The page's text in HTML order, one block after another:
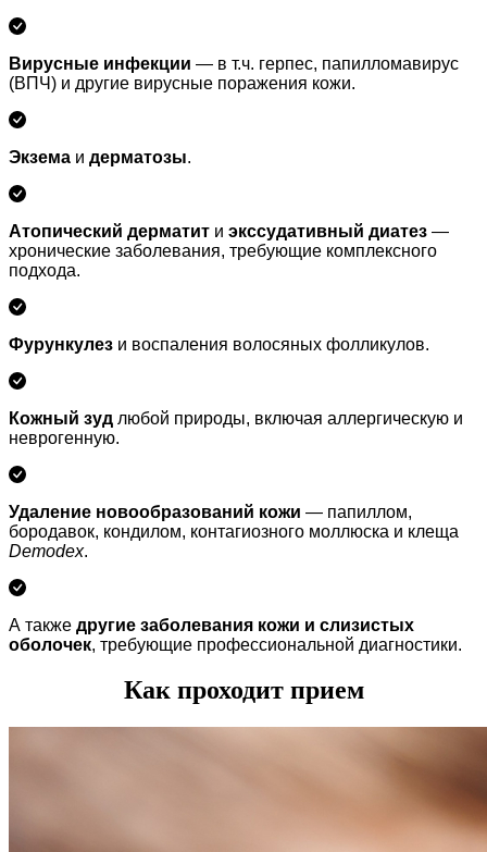
Вирусные инфекции — в т.ч. герпес, папилломавирус
(ВПЧ) и другие вирусные поражения кожи.
Экзема и дерматозы.
Атопический дерматит и экссудативный диатез —
хронические заболевания, требующие комплексного
подхода.
Фурункулез и воспаления волосяных фолликулов.
Кожный зуд любой природы, включая аллергическую и
неврогенную.
Удаление новообразований кожи — папиллом,
бородавок, кондилом, контагиозного моллюска и клеща
Demodex.
А также другие заболевания кожи и слизистых
оболочек, требующие профессиональной диагностики.
Как проходит прием